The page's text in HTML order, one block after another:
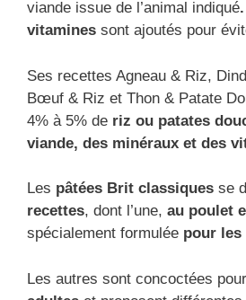
viande issue de l’animal indiqué
vitamines sont ajoutés pour
Ses recettes Agneau & Riz,
Bœuf & Riz et Thon & Patate
4% à 5% de riz ou patates
viande, des minéraux et des
Les pâtées Brit classiques se
recettes, dont l’une, au poulet
spécialement formulée pour
Les autres sont concoctées